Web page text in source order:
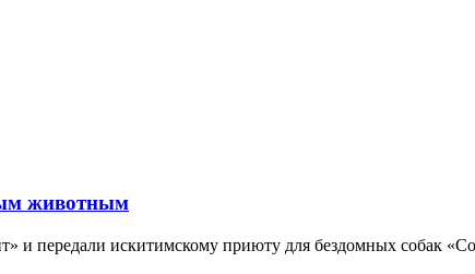
животным
и передали искитимскому приюту для бездомных собак